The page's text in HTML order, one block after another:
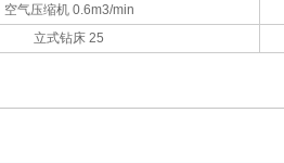
空气压缩机 0.6m3/min
立式钻床 25